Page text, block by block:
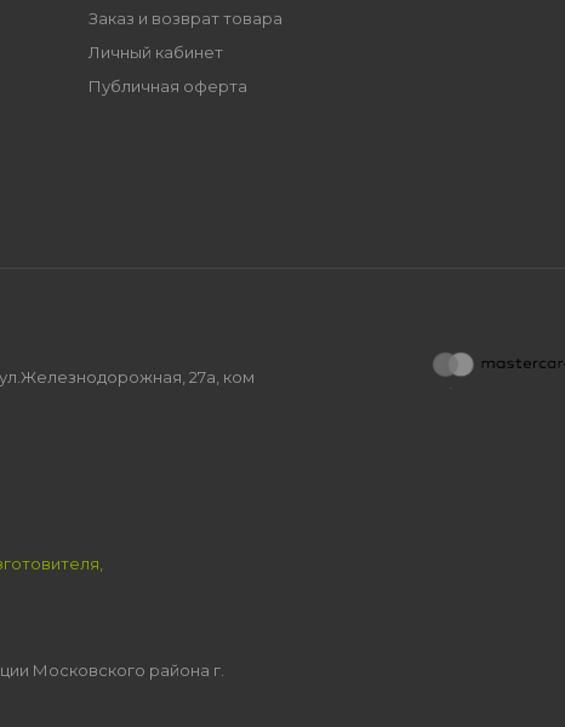
Заказ и возврат товара
Личный кабинет
Публичная оферта
ул.Железнодорожная, 27а, ком
Московского района г.